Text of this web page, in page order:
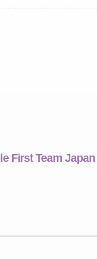
First Team Japan